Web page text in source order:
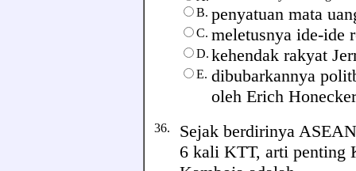
B. penyatuan mata
C. meletusnya ide-ide
D. kehendak rakyat
E. dibubarkannya
oleh Erich Honecker
36. Sejak berdirinya
6 kali KTT, arti penting